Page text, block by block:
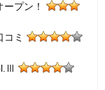
プン！
ミ